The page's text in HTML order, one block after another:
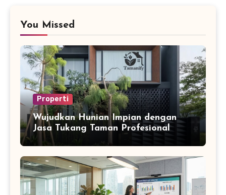
You Missed
Properti
Wujudkan Hunian Impian dengan
Jasa Tukang Taman Profesional